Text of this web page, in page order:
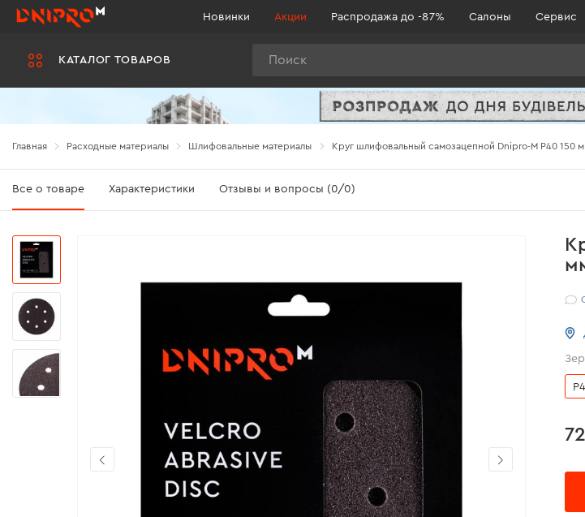
КАТАЛОГ ТОВАРОВ
Новинки Акции Распродажа до -87% Салоны Сервис
Главная Расходные материалы Шлифовальные материалы Круг шлифовальный самозацепной Dnipro-M Р40 150
Все о товаре Характеристики Отзывы и вопросы (0/0)